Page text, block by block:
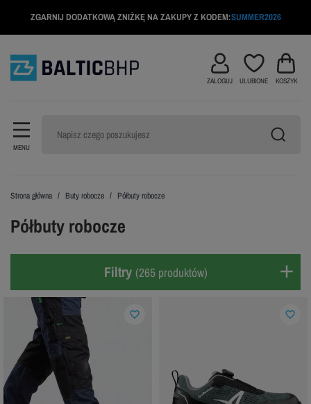
ZGARNIJ DODATKOWĄ ZNIŻKĘ NA ZAKUPY Z KODEM:SUMMER2026
MENU
ZALOGUJ ULUBIONE KOSZYK
Strona główna Buty robocze Półbuty robocze
Półbuty robocze
Filtry (265 produktów)
favorite_border favorite_border